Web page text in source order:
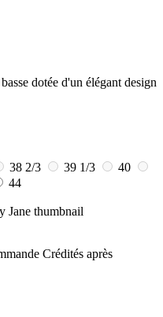
dotée d'un élégant design
38 2/3 39 1/3
40
44
Crédités après